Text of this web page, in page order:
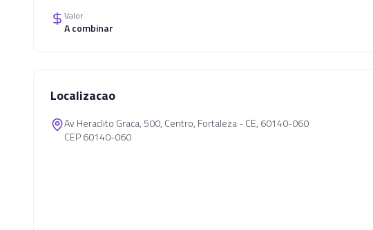
Valor
A combinar
Localizacao
Av Heraclito Graca, 500, Centro, Fortaleza - CE, 60140-060
CEP 60140-060